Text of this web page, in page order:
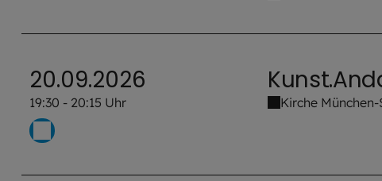
20.09.2026
19:30 - 20:15 Uhr Kirche